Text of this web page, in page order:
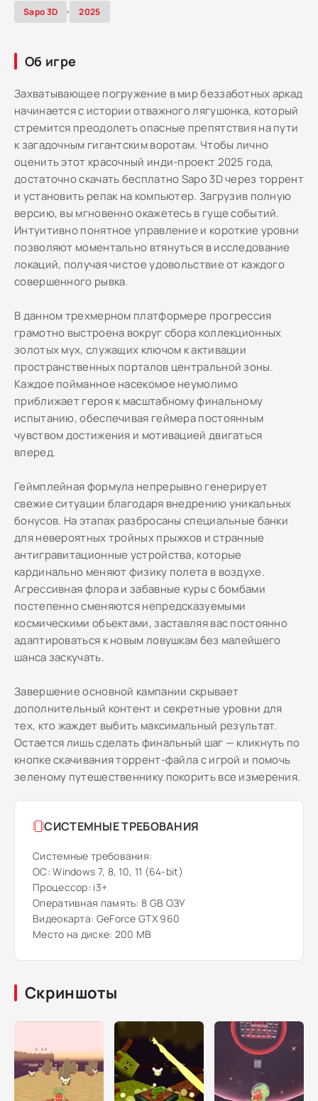
Sapo 3D , 2025
Об игре
Захватывающее погружение в мир беззаботных аркад
начинается с истории отважного лягушонка, который
стремится преодолеть опасные препятствия на пути
к загадочным гигантским воротам. Чтобы лично
оценить этот красочный инди-проект 2025 года,
достаточно скачать бесплатно Sapo 3D через торрент
и установить репак на компьютер. Загрузив полную
версию, вы мгновенно окажетесь в гуще событий.
Интуитивно понятное управление и короткие уровни
позволяют моментально втянуться в исследование
локаций, получая чистое удовольствие от каждого
совершенного рывка.
В данном трехмерном платформере прогрессия
грамотно выстроена вокруг сбора коллекционных
золотых мух, служащих ключом к активации
пространственных порталов центральной зоны.
Каждое пойманное насекомое неумолимо
приближает героя к масштабному финальному
испытанию, обеспечивая геймера постоянным
чувством достижения и мотивацией двигаться
вперед.
Геймплейная формула непрерывно генерирует
свежие ситуации благодаря внедрению уникальных
бонусов. На этапах разбросаны специальные банки
для невероятных тройных прыжков и странные
антигравитационные устройства, которые
кардинально меняют физику полета в воздухе.
Агрессивная флора и забавные куры с бомбами
постепенно сменяются непредсказуемыми
космическими объектами, заставляя вас постоянно
адаптироваться к новым ловушкам без малейшего
шанса заскучать.
Завершение основной кампании скрывает
дополнительный контент и секретные уровни для
тех, кто жаждет выбить максимальный результат.
Остается лишь сделать финальный шаг — кликнуть по
кнопке скачивания торрент-файла с игрой и помочь
зеленому путешественнику покорить все измерения.
СИСТЕМНЫЕ ТРЕБОВАНИЯ
Системные требования:
ОС: Windows 7, 8, 10, 11 (64-bit)
Процессор: i3+
Оперативная память: 8 GB ОЗУ
Видеокарта: GeForce GTX 960
Место на диске: 200 MB
Скриншоты